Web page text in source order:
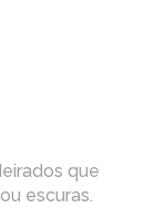
que
escuras.